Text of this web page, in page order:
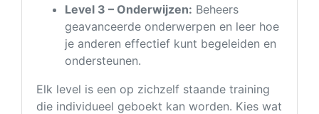
Level 3 – Onderwijzen: Beheers
geavanceerde onderwerpen en leer hoe
je anderen effectief kunt begeleiden en
ondersteunen.
Elk level is een op zichzelf staande training
die individueel geboekt kan worden. Kies wat